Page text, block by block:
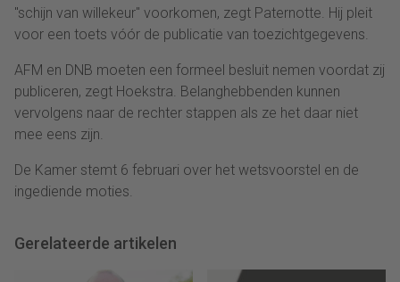
"schijn van willekeur" voorkomen, zegt Paternotte. Hij pleit
voor een toets vóór de publicatie van toezichtgegevens.
AFM en DNB moeten een formeel besluit nemen voordat zij
publiceren, zegt Hoekstra. Belanghebbenden kunnen
vervolgens naar de rechter stappen als ze het daar niet
mee eens zijn.
De Kamer stemt 6 februari over het wetsvoorstel en de
ingediende moties.
Gerelateerde artikelen